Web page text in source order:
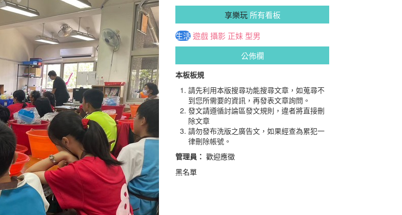
享樂玩所有看板
生活遊戲攝影 正妹 型男
公佈欄
本板板規
請先利用本版搜尋功能搜尋文章，如蒐尋不
到您所需要的資訊，再發表文章詢問。
發文請遵循討論區發文規則，違者將直接刪
除文章
請勿發布洗版之廣告文，如果經查為累犯一
律刪除帳號。
管理員： 歡迎應徵
黑名單